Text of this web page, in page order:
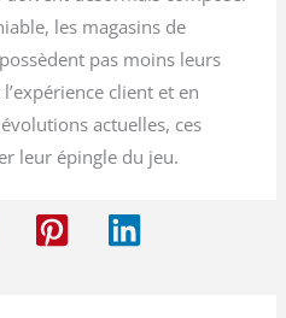
les magasins de
pas moins leurs
client et en
actuelles, ces
leur épingle du jeu.